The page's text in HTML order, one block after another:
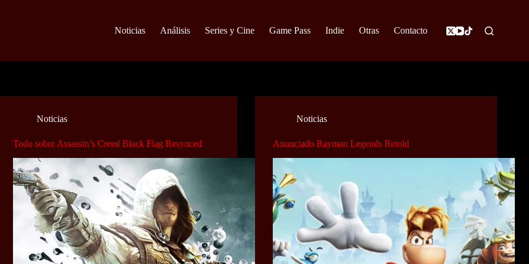
Noticias Análisis Series y Cine Game Pass Indie Otras Contacto
Noticias
Todo sobre Assassin’s Creed Black Flag Resynced
Noticias
Anunciado Rayman Legends Retold